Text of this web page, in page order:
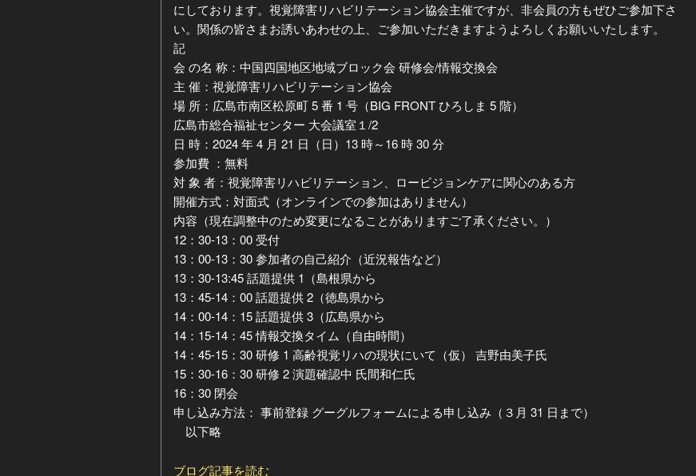
にしております。視覚障害リハビリテーション協会主催ですが、非会員の方もぜひご参加下さ
い。関係の皆さまお誘いあわせの上、ご参加いただきますようよろしくお願いいたします。
記
会 の名 称：中国四国地区地域ブロック会 研修会/情報交換会
主 催：視覚障害リハビリテーション協会
場 所：広島市南区松原町 5 番 1 号（BIG FRONT ひろしま 5 階）
広島市総合福祉センター 大会議室１/2
日 時：2024 年 4 月 21 日（日）13 時～16 時 30 分
参加費 ：無料
対 象 者：視覚障害リハビリテーション、ロービジョンケアに関心のある方
開催方式：対面式（オンラインでの参加はありません）
内容（現在調整中のため変更になることがありますご了承ください。）
12：30-13：00 受付
13：00-13：30 参加者の自己紹介（近況報告など）
13：30-13:45 話題提供 1（島根県から
13：45-14：00 話題提供 2（徳島県から
14：00-14：15 話題提供 3（広島県から
14：15-14：45 情報交換タイム（自由時間）
14：45-15：30 研修 1 高齢視覚リハの現状にいて（仮） 吉野由美子氏
15：30-16：30 研修 2 演題確認中 氏間和仁氏
16：30 閉会
申し込み方法： 事前登録 グーグルフォームによる申し込み（３月 31 日まで）
以下略
ブログ記事を読む